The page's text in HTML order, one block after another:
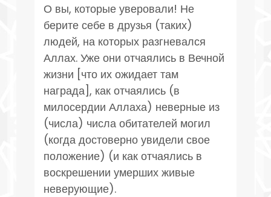
О вы, которые уверовали! Не
берите себе в друзья (таких)
людей, на которых разгневался
Аллах. Уже они отчаялись в Вечной
жизни [что их ожидает там
награда], как отчаялись (в
милосердии Аллаха) неверные из
(числа) числа обитателей могил
(когда достоверно увидели свое
положение) (и как отчаялись в
воскрешении умерших живые
неверующие).